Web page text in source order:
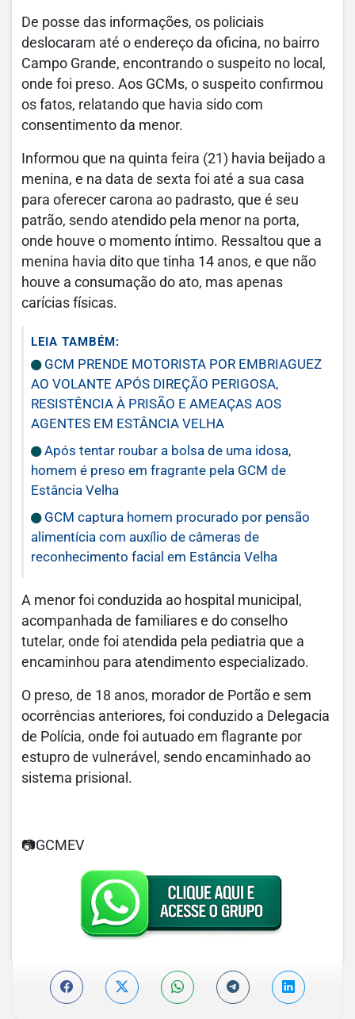
De posse das informações, os policiais
deslocaram até o endereço da oficina, no bairro
Campo Grande, encontrando o suspeito no local,
onde foi preso. Aos GCMs, o suspeito confirmou
os fatos, relatando que havia sido com
consentimento da menor.
Informou que na quinta feira (21) havia beijado a
menina, e na data de sexta foi até a sua casa
para oferecer carona ao padrasto, que é seu
patrão, sendo atendido pela menor na porta,
onde houve o momento íntimo. Ressaltou que a
menina havia dito que tinha 14 anos, e que não
houve a consumação do ato, mas apenas
carícias físicas.
LEIA TAMBÉM:
GCM PRENDE MOTORISTA POR EMBRIAGUEZ
AO VOLANTE APÓS DIREÇÃO PERIGOSA,
RESISTÊNCIA À PRISÃO E AMEAÇAS AOS
AGENTES EM ESTÂNCIA VELHA
Após tentar roubar a bolsa de uma idosa,
homem é preso em fragrante pela GCM de
Estância Velha
GCM captura homem procurado por pensão
alimentícia com auxílio de câmeras de
reconhecimento facial em Estância Velha
A menor foi conduzida ao hospital municipal,
acompanhada de familiares e do conselho
tutelar, onde foi atendida pela pediatria que a
encaminhou para atendimento especializado.
O preso, de 18 anos, morador de Portão e sem
ocorrências anteriores, foi conduzido a Delegacia
de Polícia, onde foi autuado em flagrante por
estupro de vulnerável, sendo encaminhado ao
sistema prisional.
📷GCMEV